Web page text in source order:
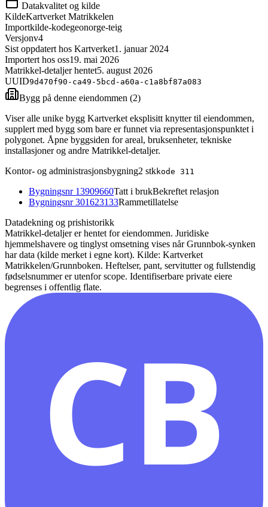
Datakvalitet og kilde
KildeKartverket Matrikkelen
Importkilde-kodegeonorge-teig
Versjonv4
Sist oppdatert hos Kartverket1. januar 2024
Importert hos oss19. mai 2026
Matrikkel-detaljer hentet5. august 2026
UUID9d470f90-ca49-5bcd-a60a-c1a8bf87a083
Bygg på denne eiendommen (2)
Viser alle unike bygg Kartverket eksplisitt knytter til eiendommen,
supplert med bygg som bare er funnet via representasjonspunktet i
polygonet. Åpne byggsiden for areal, bruksenheter, tekniske
installasjoner og andre Matrikkel-detaljer.
Kontor- og administrasjonsbygning2 stkkode 311
Bygningsnr 13909660Tatt i brukBekreftet relasjon
Bygningsnr301623133Rammetillatelse
Datadekning og prishistorikk
Matrikkel-detaljer er hentet for eiendommen. Juridiske
hjemmelshavere og tinglyst omsetning vises når Grunnbok-synken
har data (kilde merket i egne kort). Kilde: Kartverket
Matrikkelen/Grunnboken. Heftelser, pant, servitutter og fullstendig
fødselsnummer er utenfor scope. Identifiserbare private eiere
begrenses i offentlig flate.
CB